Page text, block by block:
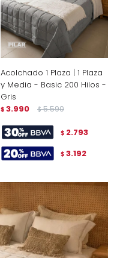
Acolchado 1 Plaza | 1 Plaza
y Media - Basic 200 Hilos -
Gris
$ 3.990 $ 5.590
$ 2.793
$ 3.192